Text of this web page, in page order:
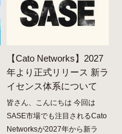
【Cato Networks】2027
年より正式リリース 新ラ
イセンス体系について
皆さん、こんにちは 今回は
SASE市場でも注目されるCato
Networksが2027年から新ラ